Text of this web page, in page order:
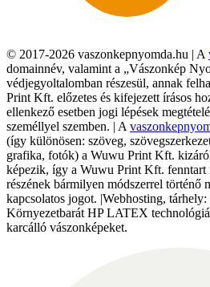
© 2017-2026 vaszonkepnyomda.hu | A
domainnév, valamint a „Vászonkép
védjegyoltalomban részesül, annak
Print Kft. előzetes és kifejezett írásos
ellenkező esetben jogi lépések
személlyel szemben. | A
(így különösen: szöveg,
grafika, fotók) a Wuwu Print Kft.
képezik, így a Wuwu Print Kft. fenntart
részének bármilyen módszerrel történő
kapcsolatos jogot. |Webhosting,
Környezetbarát HP LATEX
karcálló vászonképeket.